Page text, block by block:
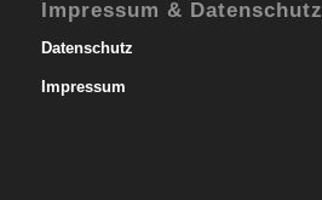
Impressum & Datenschutz
Datenschutz
Impressum